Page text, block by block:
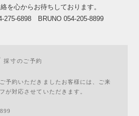
を心からお待ちしております。
275-6898 BRUNO 054-205-8899
採寸のご予約
予約いただきましたお客様には、ご来
が対応させていただきます。